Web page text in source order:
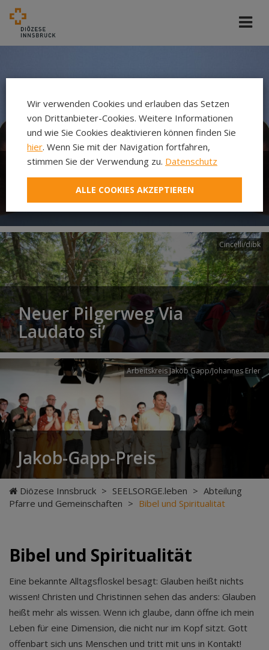
Abteilung Pfarre und
Gemeinschaften
Cincelli/dibk
Neuer Pilgerweg Via
Laudato si’
Arbeitskreis Jakob Gapp/Johannes Erler
Jakob-Gapp-Preis
Diözese Innsbruck > SEELSORGE.leben > Abteilung
Pfarre und Gemeinschaften > Bibel und Spiritualität
Bibel und Spiritualität
Eine bekannte Alltagsfloskel besagt: Glauben heißt nichts
wissen! Christen und Christinnen sehen das anders: Glauben
heißt mehr als wissen. Wenn ich glaube, dann öffne ich mein
Leben für eine Dimension, die nicht nur im Kopf sitzt. Gott
offenbart sich uns Menschen und tritt mit uns in Kontakt!
Wir verwenden Cookies und erlauben das Setzen
von Drittanbieter-Cookies. Weitere Informationen
und wie Sie Cookies deaktivieren können finden Sie
hier. Wenn Sie mit der Navigation fortfahren,
stimmen Sie der Verwendung zu. Datenschutz
ALLE COOKIES AKZEPTIEREN